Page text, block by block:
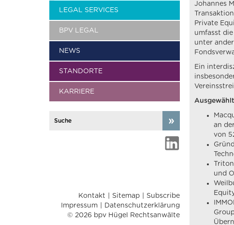
LEGAL SERVICES
BPV LEGAL
NEWS
STANDORTE
KARRIERE
Kontakt Sitemap
Subscribe
Impressum
Datenschutzerklärung
© 2026 bpv Hügel Rechtsanwälte
Johannes
Private
umfasst
unter
Ein
an
von
und